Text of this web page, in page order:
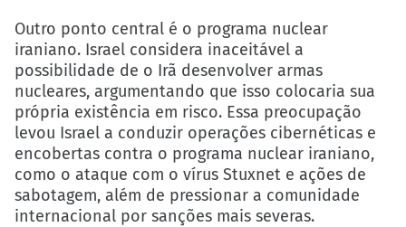
Outro ponto central é o programa nuclear
iraniano. Israel considera inaceitável a
possibilidade de o Irã desenvolver armas
nucleares, argumentando que isso colocaria sua
própria existência em risco. Essa preocupação
levou Israel a conduzir operações cibernéticas e
encobertas contra o programa nuclear iraniano,
como o ataque com o vírus Stuxnet e ações de
sabotagem, além de pressionar a comunidade
internacional por sanções mais severas.